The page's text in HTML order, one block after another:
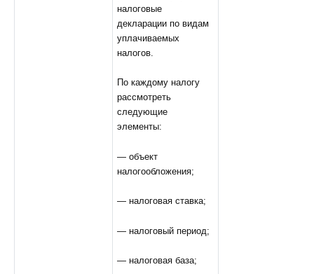
налоговые
декларации по видам
уплачиваемых
налогов.
По каждому налогу
рассмотреть
следующие
элементы:
— объект
налогообложения;
— налоговая ставка;
— налоговый период;
— налоговая база;